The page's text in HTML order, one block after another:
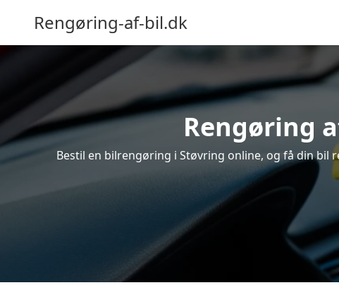
Rengøring-af-bil.dk
Rengøring
Bestil en bilrengøring i Støvring online, og få din bil